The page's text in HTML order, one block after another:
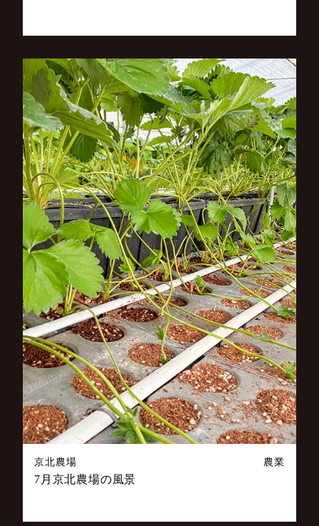
京北農場 農業
7月京北農場の風景